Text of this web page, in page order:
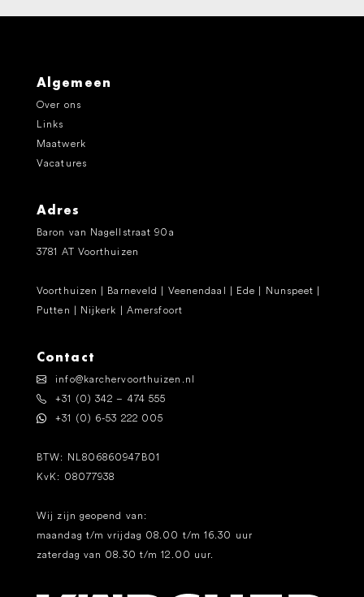
Algemeen
Over ons
Links
Maatwerk
Vacatures
Adres
Baron van Nagellstraat 90a
3781 AT Voorthuizen
Voorthuizen | Barneveld | Veenendaal | Ede | Nunspeet |
Putten | Nijkerk | Amersfoort
Contact
info@karchervoorthuizen.nl
+31 (0) 342 – 474 555
+31 (0) 6-53 222 005
BTW: NL806860947B01
KvK: 08077938
Wij zijn geopend van:
maandag t/m vrijdag 08.00 t/m 16.30 uur
zaterdag van 08.30 t/m 12.00 uur.